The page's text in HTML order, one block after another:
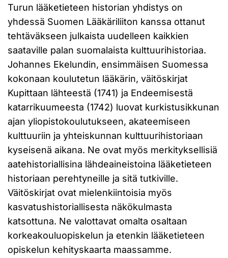
Turun lääketieteen historian yhdistys on
yhdessä Suomen Lääkäriliiton kanssa ottanut
tehtäväkseen julkaista uudelleen kaikkien
saataville palan suomalaista kulttuurihistoriaa.
Johannes Ekelundin, ensimmäisen Suomessa
kokonaan koulutetun lääkärin, väitöskirjat
Kupittaan lähteestä (1741) ja Endeemisestä
katarrikuumeesta (1742) luovat kurkistusikkunan
ajan yliopistokoulutukseen, akateemiseen
kulttuuriin ja yhteiskunnan kulttuurihistoriaan
kyseisenä aikana. Ne ovat myös merkityksellisiä
aatehistoriallisina lähdeaineistoina lääketieteen
historiaan perehtyneille ja sitä tutkiville.
Väitöskirjat ovat mielenkiintoisia myös
kasvatushistoriallisesta näkökulmasta
katsottuna. Ne valottavat omalta osaltaan
korkeakouluopiskelun ja etenkin lääketieteen
opiskelun kehityskaarta maassamme.